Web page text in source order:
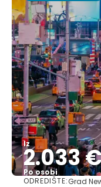
Iz
2.033
Po osobi
ODREDIŠTE:Grad